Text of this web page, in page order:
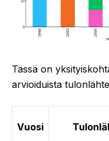
Tässä on
arvioiduista
Vuosi